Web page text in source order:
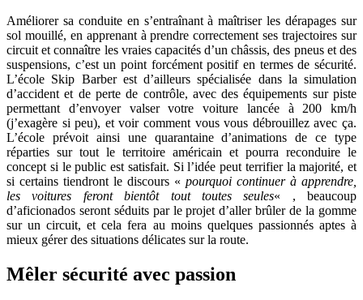
Améliorer sa conduite en s’entraînant à maîtriser les dérapages sur
sol mouillé, en apprenant à prendre correctement ses trajectoires sur
circuit et connaître les vraies capacités d’un châssis, des pneus et des
suspensions, c’est un point forcément positif en termes de sécurité.
L’école Skip Barber est d’ailleurs spécialisée dans la simulation
d’accident et de perte de contrôle, avec des équipements sur piste
permettant d’envoyer valser votre voiture lancée à 200 km/h
(j’exagère si peu), et voir comment vous vous débrouillez avec ça.
L’école prévoit ainsi une quarantaine d’animations de ce type
réparties sur tout le territoire américain et pourra reconduire le
concept si le public est satisfait. Si l’idée peut terrifier la majorité, et
si certains tiendront le discours « pourquoi continuer à apprendre,
les voitures feront bientôt tout toutes seules« , beaucoup
d’aficionados seront séduits par le projet d’aller brûler de la gomme
sur un circuit, et cela fera au moins quelques passionnés aptes à
mieux gérer des situations délicates sur la route.
Mêler sécurité avec passion